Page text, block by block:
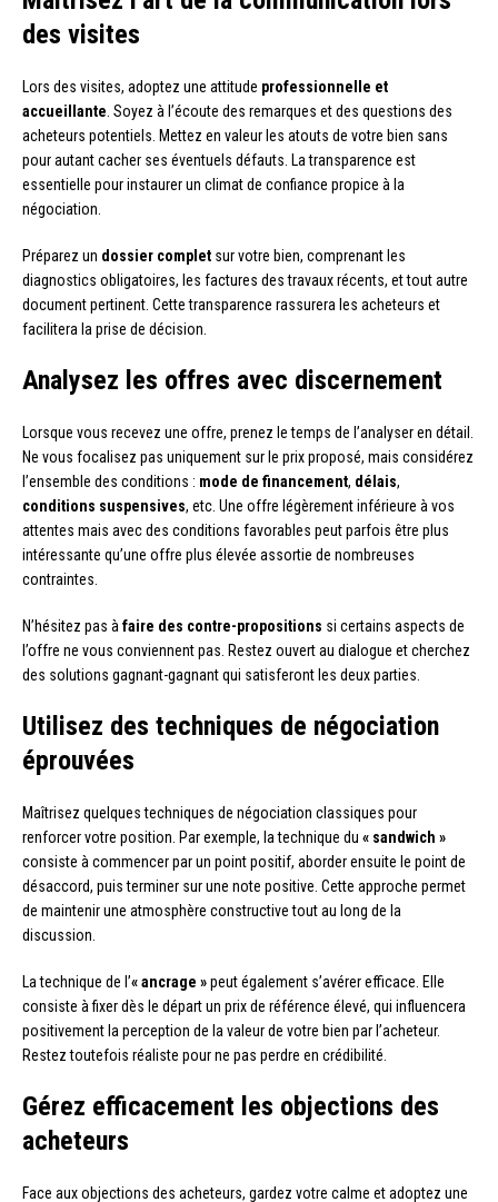
des visites
Lors des visites, adoptez une attitude professionnelle et
accueillante . Soyez à l’écoute des remarques et des questions des
acheteurs potentiels. Mettez en valeur les atouts de votre bien sans
pour autant cacher ses éventuels défauts. La transparence est
essentielle pour instaurer un climat de confiance propice à la
négociation.
Préparez un dossier complet sur votre bien, comprenant les
diagnostics obligatoires, les factures des travaux récents, et tout autre
document pertinent. Cette transparence rassurera les acheteurs et
facilitera la prise de décision.
Analysez les offres avec discernement
Lorsque vous recevez une offre, prenez le temps de l’analyser en détail.
Ne vous focalisez pas uniquement sur le prix proposé, mais considérez
l’ensemble des conditions : mode de financement, délais,
conditions suspensives, etc. Une offre légèrement inférieure à vos
attentes mais avec des conditions favorables peut parfois être plus
intéressante qu’une offre plus élevée assortie de nombreuses
contraintes.
N’hésitez pas à faire des contre-propositions si certains aspects de
l’offre ne vous conviennent pas. Restez ouvert au dialogue et cherchez
des solutions gagnant-gagnant qui satisferont les deux parties.
Utilisez des techniques de négociation
éprouvées
Maîtrisez quelques techniques de négociation classiques pour
renforcer votre position. Par exemple, la technique du « sandwich »
consiste à commencer par un point positif, aborder ensuite le point de
désaccord, puis terminer sur une note positive. Cette approche permet
de maintenir une atmosphère constructive tout au long de la
discussion.
La technique de l’« ancrage »peut également s’avérer efficace. Elle
consiste à fixer dès le départ un prix de référence élevé, qui influencera
positivement la perception de la valeur de votre bien par l’acheteur.
Restez toutefois réaliste pour ne pas perdre en crédibilité.
Gérez efficacement les objections des
acheteurs
Face aux objections des acheteurs, gardez votre calme et adoptez une